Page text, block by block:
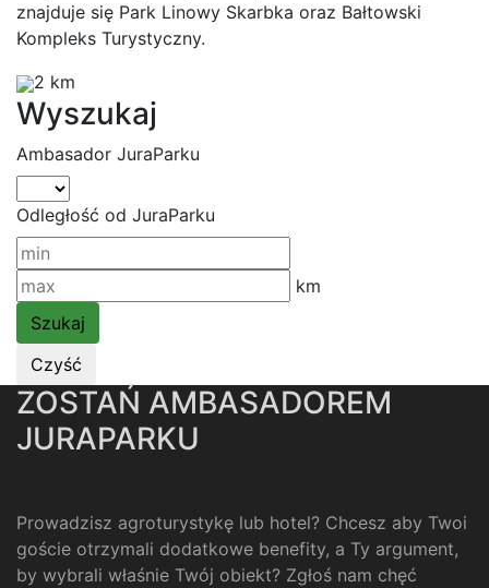
znajduje się Park Linowy Skarbka oraz Bałtowski
Kompleks Turystyczny.
2 km
Wyszukaj
Ambasador JuraParku
Odległość od JuraParku
km
ZOSTAŃ AMBASADOREM
JURAPARKU
Prowadzisz agroturystykę lub hotel? Chcesz aby Twoi
goście otrzymali dodatkowe benefity, a Ty argument,
by wybrali właśnie Twój obiekt? Zgłoś nam chęć